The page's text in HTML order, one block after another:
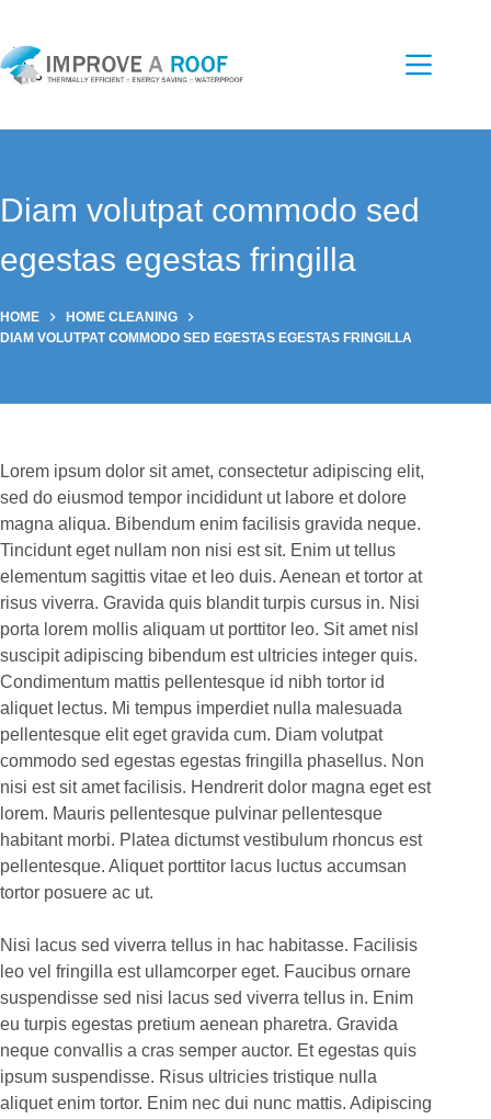
content
Diam volutpat commodo sed
egestas egestas fringilla
HOME
HOME CLEANING
DIAM VOLUTPAT COMMODO SED EGESTAS EGESTAS FRINGILLA
Lorem ipsum dolor sit amet, consectetur adipiscing elit,
sed do eiusmod tempor incididunt ut labore et dolore
magna aliqua. Bibendum enim facilisis gravida neque.
Tincidunt eget nullam non nisi est sit. Enim ut tellus
elementum sagittis vitae et leo duis. Aenean et tortor at
risus viverra. Gravida quis blandit turpis cursus in. Nisi
porta lorem mollis aliquam ut porttitor leo. Sit amet nisl
suscipit adipiscing bibendum est ultricies integer quis.
Condimentum mattis pellentesque id nibh tortor id
aliquet lectus. Mi tempus imperdiet nulla malesuada
pellentesque elit eget gravida cum. Diam volutpat
commodo sed egestas egestas fringilla phasellus. Non
nisi est sit amet facilisis. Hendrerit dolor magna eget est
lorem. Mauris pellentesque pulvinar pellentesque
habitant morbi. Platea dictumst vestibulum rhoncus est
pellentesque. Aliquet porttitor lacus luctus accumsan
tortor posuere ac ut.
Nisi lacus sed viverra tellus in hac habitasse. Facilisis
leo vel fringilla est ullamcorper eget. Faucibus ornare
suspendisse sed nisi lacus sed viverra tellus in. Enim
eu turpis egestas pretium aenean pharetra. Gravida
neque convallis a cras semper auctor. Et egestas quis
ipsum suspendisse. Risus ultricies tristique nulla
aliquet enim tortor. Enim nec dui nunc mattis. Adipiscing